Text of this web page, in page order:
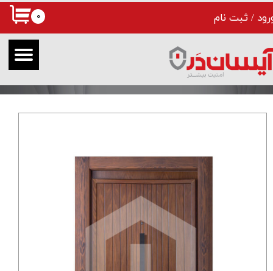
/ ثبت نام
حساب کاربری من
تغییر گذر واژه
سفارشات
۰